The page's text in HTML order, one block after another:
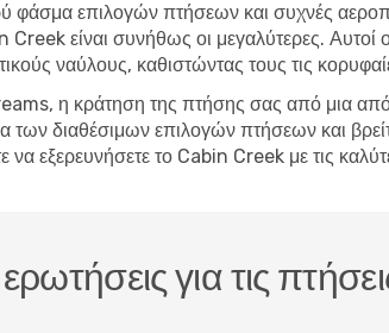
φάσμα επιλογών πτήσεων και συχνές
είναι συνήθως οι μεγαλύτερες. Αυτοί
ναύλους, καθιστώντας τους τις
η κράτηση της πτήσης σας από μια από
διαθέσιμων επιλογών πτήσεων και
να εξερευνήσετε το Cabin Creek με τις
για τις